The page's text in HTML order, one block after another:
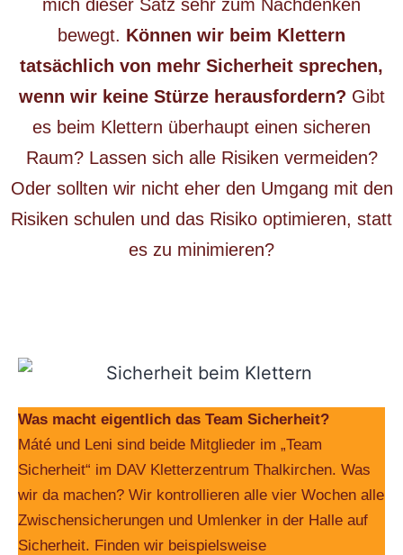
mich dieser Satz sehr zum Nachdenken
bewegt. Können wir beim Klettern
tatsächlich von mehr Sicherheit sprechen,
wenn wir keine Stürze herausfordern? Gibt
es beim Klettern überhaupt einen sicheren
Raum? Lassen sich alle Risiken vermeiden?
Oder sollten wir nicht eher den Umgang mit den
Risiken schulen und das Risiko optimieren, statt
es zu minimieren?
Was macht eigentlich das Team Sicherheit?
Máté und Leni sind beide Mitglieder im „Team
Sicherheit“ im DAV Kletterzentrum Thalkirchen. Was
wir da machen? Wir kontrollieren alle vier Wochen alle
Zwischensicherungen und Umlenker in der Halle auf
Sicherheit. Finden wir beispielsweise